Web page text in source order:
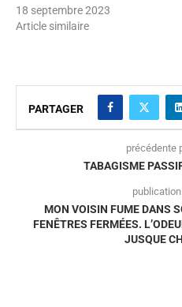
18 septembre 2023
Article similaire
PARTAGER
précédente
TABAGISME
MON VOISIN FUME DANS
FENÊTRES FERMÉES.
JUSQUE